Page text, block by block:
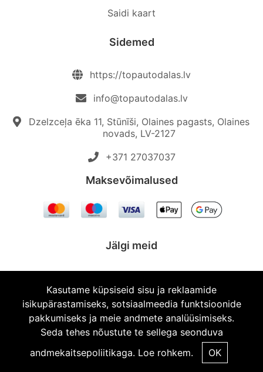
Saidi kaart
Sidemed
https://topautodalas.lv
info@topautodalas.lv
Dzelzceļa ēka 11, Stūnīši, Olaines pagasts, Olaines
novads, LV-2127
+371 27037037‬
Maksevõimalused
Jälgi meid
© 2026 Topautodalas.lv Kõik õigused kaitstud.
Kasutame küpsiseid sisu ja reklaamide
isikupärastamiseks, sotsiaalmeedia funktsioonide
pakkumiseks ja meie andmete analüüsimiseks.
Seda tehes nõustute te sellega seonduva
andmekaitsepoliitikaga. Loe rohkem. OK